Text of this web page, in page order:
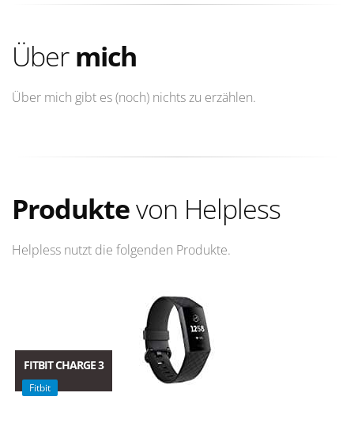
Übermich
Über mich gibt es (noch) nichts zu erzählen.
Produktevon Helpless
Helpless nutzt die folgenden Produkte.
FITBIT CHARGE 3
Fitbit